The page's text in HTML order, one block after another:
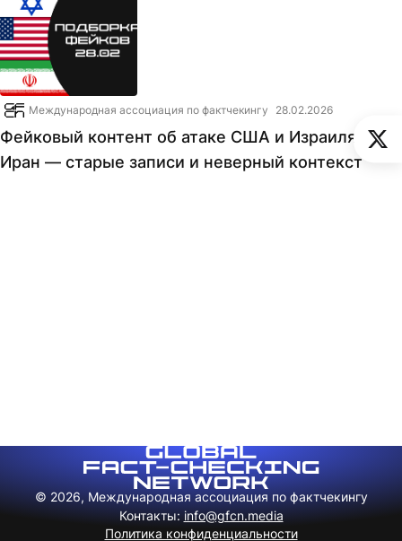
Международная ассоциация по фактчекингу 28.02.2026
Фейковый контент об атаке США и Израиля на
Иран — старые записи и неверный контекст
© 2026, Международная ассоциация по фактчекингу
Контакты: info@gfcn.media
Политика конфиденциальности